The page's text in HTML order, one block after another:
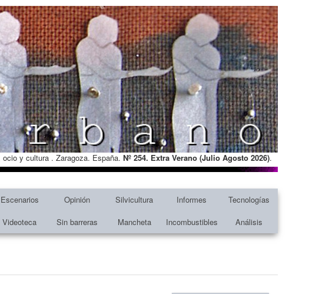
y cultura . Zaragoza. España. Nº 254. Extra Verano (Julio Agosto 2026).
Escenarios Opinión Silvicultura Informes
Tecnologías
Videoteca Sin barreras Mancheta Incombustibles Análisis